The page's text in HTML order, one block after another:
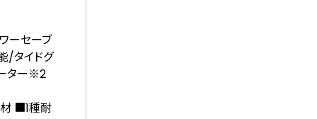
ーセーブ
/タイドグ
ター※2
材 ■1種耐